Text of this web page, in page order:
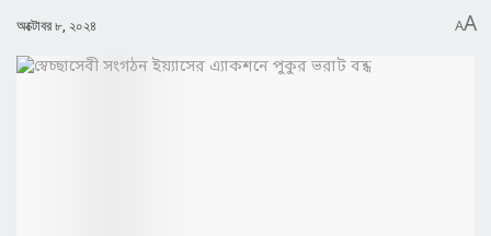
অক্টোবর ৮, ২০২৪ AA